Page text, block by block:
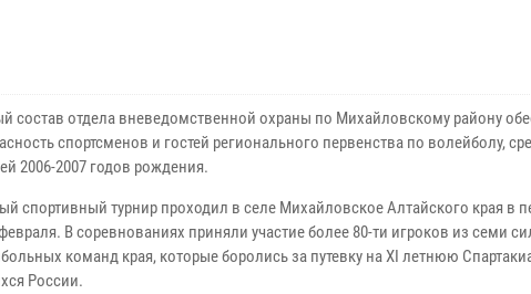
состав отдела вневедомственной охраны по Михайловскому району
спортсменов и гостей регионального первенства по волейболу,
2006-2007 годов рождения.
спортивный турнир проходил в селе Михайловское Алтайского края в
В соревнованиях приняли участие более 80-ти игроков из семи
команд края, которые боролись за путевку на XI летнюю
России.